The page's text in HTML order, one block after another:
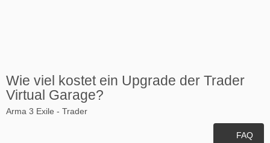
Wie viel kostet ein Upgrade der Trader
Virtual Garage?
Arma 3 Exile - Trader
FAQ